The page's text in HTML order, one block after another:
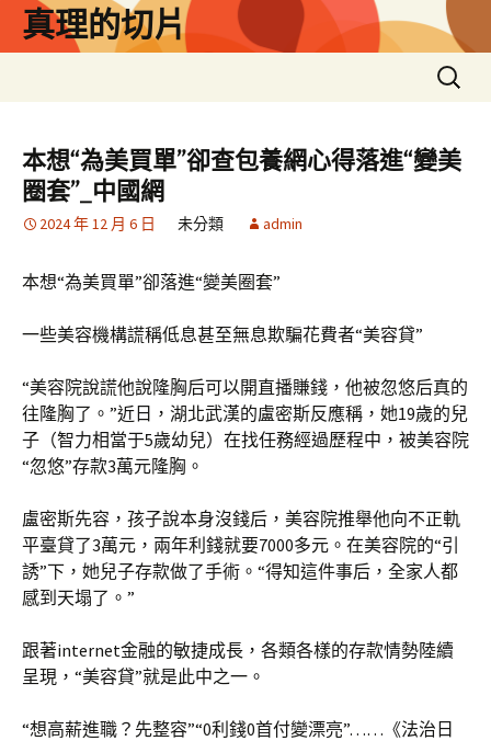
真理的切片
搜
尋
鍵
字:
本想“為美買單”卻查包養網心得落進“變美
圈套”_中國網
2024 年 12 月 6 日 未分類 admin
本想“為美買單”卻落進“變美圈套”
一些美容機構謊稱低息甚至無息欺騙花費者“美容貸”
“美容院說謊他說隆胸后可以開直播賺錢，他被忽悠后真的
往隆胸了。”近日，湖北武漢的盧密斯反應稱，她19歲的兒
子（智力相當于5歲幼兒）在找任務經過歷程中，被美容院
“忽悠”存款3萬元隆胸。
盧密斯先容，孩子說本身沒錢后，美容院推舉他向不正軌
平臺貸了3萬元，兩年利錢就要7000多元。在美容院的“引
誘”下，她兒子存款做了手術。“得知這件事后，全家人都
感到天塌了。”
跟著internet金融的敏捷成長，各類各樣的存款情勢陸續
呈現，“美容貸”就是此中之一。
“想高薪進職？先整容”“0利錢0首付變漂亮”……《法治日